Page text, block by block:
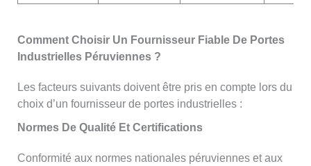
Comment Choisir Un Fournisseur Fiable De Portes
Industrielles Péruviennes ?
Les facteurs suivants doivent être pris en compte lors du
choix d’un fournisseur de portes industrielles :
Normes De Qualité Et Certifications
Conformité aux normes nationales péruviennes et aux